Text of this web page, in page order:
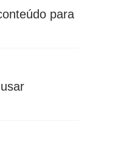
para